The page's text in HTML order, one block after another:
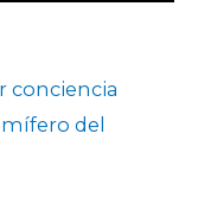
conciencia
del